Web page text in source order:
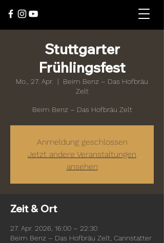
Stuttgarter
Frühlingsfest
Mo., 27. Apr.
  |
Beim Benz – Das Hofbräu
Zelt
Beim Benz – Das Hofbräu Zelt
Anmeldung geschlossen
Jetzt andere Veranstaltungen
ansehen
Zeit & Ort
27. Apr. 2026, 16:00 – 22:30
Beim Benz – Das Hofbräu Zelt, Cannstatter